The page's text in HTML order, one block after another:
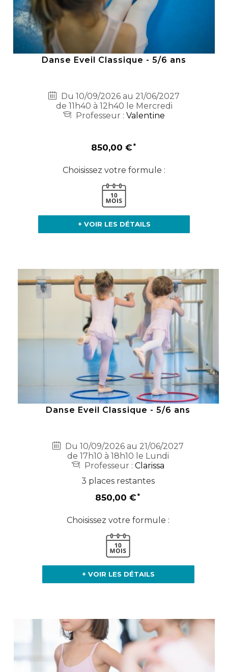
Danse Eveil Classique - 5/6 ans
Du 10/09/2026 au 21/06/2027
de 11h40 à 12h40 le Mercredi
Professeur : Valentine
850,00 €
Choisissez votre formule :
+ VOIR LES DÉTAILS
Danse Eveil Classique - 5/6 ans
Du 10/09/2026 au 21/06/2027
de 17h10 à 18h10 le Lundi
Professeur :Clarissa
3 places restantes
850,00 €
Choisissez votre formule :
+ VOIR LES DÉTAILS